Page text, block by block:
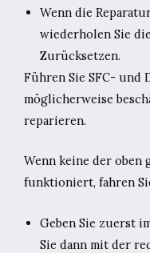
Wenn die
wiederholen Sie
Zurücksetzen.
Führen Sie SFC- und
möglicherweise
reparieren.
Wenn keine der oben
funktioniert, fahren
Geben Sie zuerst
Sie dann mit der